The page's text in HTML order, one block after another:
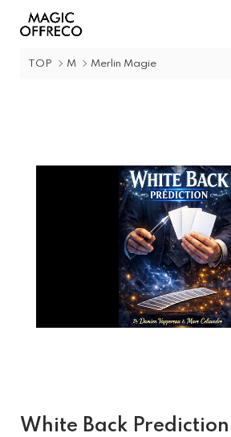
TOP M Merlin Magie
White Back